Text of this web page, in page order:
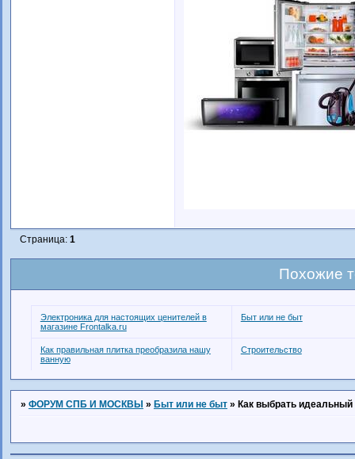
Страница: 1
Похожие
Электроника для настоящих ценителей в
магазине Frontalka.ru
Быт или не быт
Как правильная плитка преобразила нашу
ванную
Строительство
» ФОРУМ СПБ И МОСКВЫ » Быт или не быт » Как выбрать